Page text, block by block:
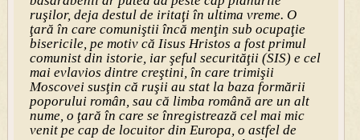
ruşilor, deja destul de iritaţi în ultima vreme. O
ţară în care comuniştii încă menţin sub ocupaţie
bisericile, pe motiv că Iisus Hristos a fost primul
comunist din istorie, iar şeful securităţii (SIS) e cel
mai evlavios dintre creştini, în care trimişii
Moscovei susţin că ruşii au stat la baza formării
poporului român, sau că limba română are un alt
nume, o ţară în care se înregistrează cel mai mic
venit pe cap de locuitor din Europa, o astfel de